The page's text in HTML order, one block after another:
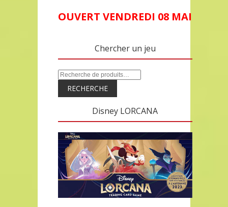
OUVERT VENDREDI 08 MAI
Chercher un jeu
RECHERCHE
Disney LORCANA